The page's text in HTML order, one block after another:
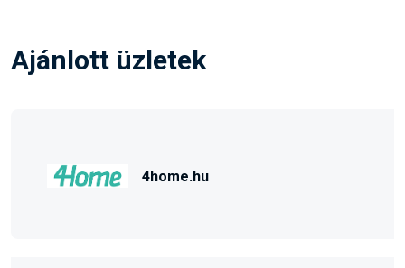
Ajánlott üzletek
4home.hu